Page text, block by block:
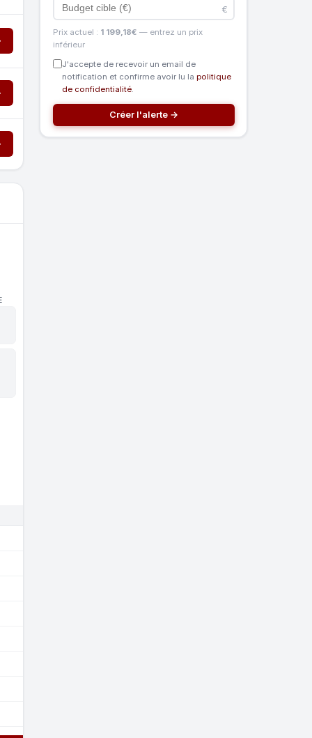
€
Prix actuel : 1 199,18€ — entrez un prix
inférieur
J'accepte de recevoir un email de
notification et confirme avoir lu la politique
de confidentialité.
Créer l'alerte →